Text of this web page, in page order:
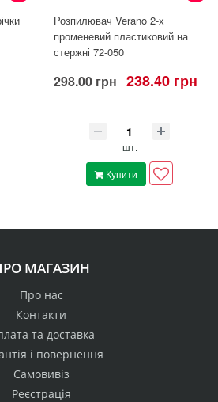
Розпилювач Verano 2-х
променевий пластиковий на
стержні 72-050
298.00 грн 238.40 грн
шт.
Купити
МАГАЗИН
Про нас
Контакти
та доставка
і повернення
Самовивіз
Реєстрація